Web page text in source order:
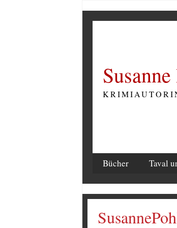
Bücher Taval